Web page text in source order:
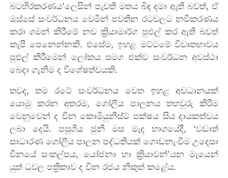
බටහිරකරණය’‍ලෙසින් පැවති මතය බිඳ දමා ඇති බවත්, ඒ
ඔස්සේ සංවර්ධනය වෙමින් පවතින රටවලට නවීකරණය
කරා ගමන් කිරීමේ නව ක්‍රියාමාර්ග පුළුල් කර ඇති බවත්
කැපී පෙනෙන්නකි. එසේම, ඉහළ මට්ටමේ විවෘතභාවය
පුළුල් කිරීමෙන් ලෝකය සමග එක්ව සංවර්ධන අවස්ථා
බෙදා ගැනීම ද විශේෂත්වයකි.
තවද, තම රටේ සංවර්ධනය වෙත ඉහළ අවධානයක්
යොමු කරන අතරම, ගෝලීය පාලනය තහවුරු කිරීම
වෙනුවෙන් ද චීන කොමියුනිස්ට් පක්ෂය සිය දායකත්වය
ලබා දෙයි. පසුගිය ජුනි මස මැද භාගයේදී, ‘වඩාත්
සාධාරණ ගෝලීය පාලන පද්ධතියක් ගොඩනැංවීම උදෙසා
චීනයේ සංකල්පය, යෝජනා හා ක්‍රියාවන්’යන මැයෙන්
යුත් ධවල පත්‍රිකාව ද චීන රජය නිකුත් කළේය.